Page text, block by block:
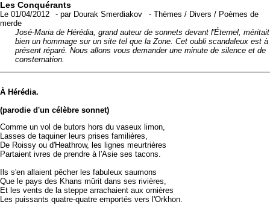
Les Conquérants
Le 01/04/2012 -par Dourak Smerdiakov - Thèmes / Divers / Poèmes de
merde
José-Maria de Hérédia, grand auteur de sonnets devant l'Éternel, méritait
bien un hommage sur un site tel que la Zone. Cet oubli scandaleux est à
présent réparé. Nous allons vous demander une minute de silence et de
consternation.
À Hérédia.
(parodie d'un célèbre sonnet)
Comme un vol de butors hors du vaseux limon,
Lasses de taquiner leurs prises familières,
De Roissy ou d'Heathrow, les lignes meurtrières
Partaient ivres de prendre à l'Asie ses tacons.
Ils s'en allaient pêcher les fabuleux saumons
Que le pays des Khans mûrit dans ses rivières,
Et les vents de la steppe arrachaient aux ornières
Les puissants quatre-quatre emportés vers l'Orkhon.